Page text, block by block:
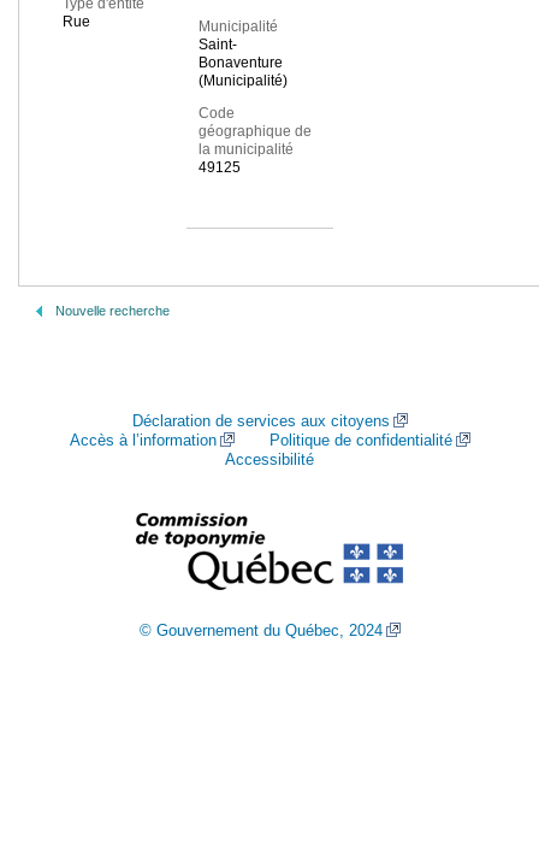
Type d'entité
Rue
Municipalité
Saint-
Bonaventure
(Municipalité)
Code
géographique de
la municipalité
49125
Nouvelle recherche
Déclaration de services aux citoyens
Accès à l’information
Politique de confidentialité
Accessibilité
© Gouvernement du Québec, 2024